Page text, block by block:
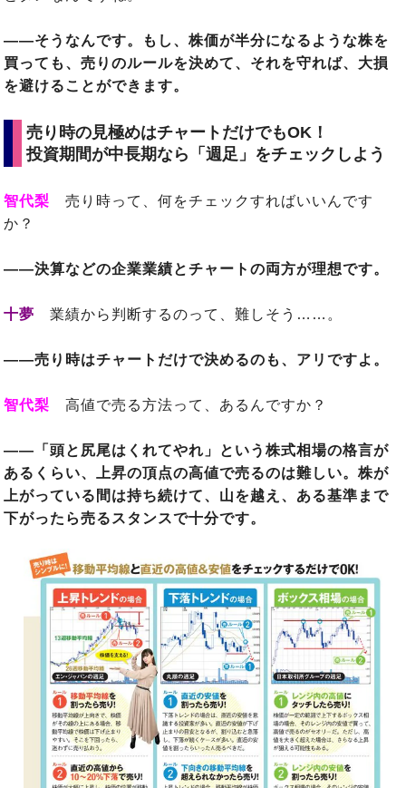
――そうなんです。もし、株価が半分になるような株を
買っても、売りのルールを決めて、それを守れば、大損
を避けることができます。
売り時の見極めはチャートだけでもOK！
投資期間が中長期なら「週足」をチェックしよう
智代梨 売り時って、何をチェックすればいいんです
か？
――決算などの企業業績とチャートの両方が理想です。
十夢 業績から判断するのって、難しそう……。
――売り時はチャートだけで決めるのも、アリですよ。
智代梨 高値で売る方法って、あるんですか？
――「頭と尻尾はくれてやれ」という株式相場の格言が
あるくらい、上昇の頂点の高値で売るのは難しい。株が
上がっている間は持ち続けて、山を越え、ある基準まで
下がったら売るスタンスで十分です。